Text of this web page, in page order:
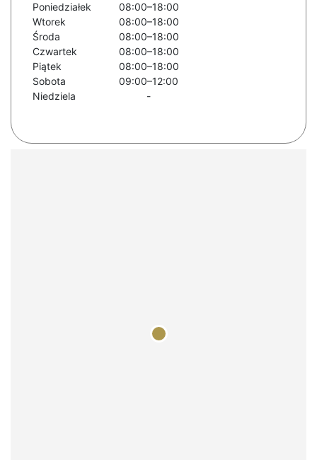
Poniedziałek
08:00–18:00
Wtorek
08:00–18:00
Środa
08:00–18:00
Czwartek
08:00–18:00
Piątek
08:00–18:00
Sobota
09:00–12:00
Niedziela
-